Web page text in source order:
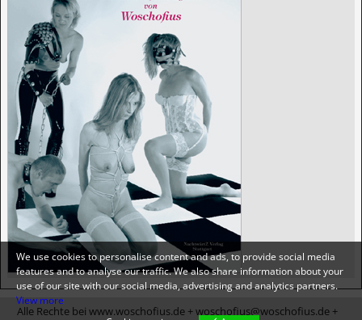
Alle Rechte bei www.woschofius.de + woschofius@woschofius.de +
We use cookies to personalise content and ads, to provide social media
features and to analyse our traffic. We also share information about your
use of our site with our social media, advertising and analytics partners.
View more